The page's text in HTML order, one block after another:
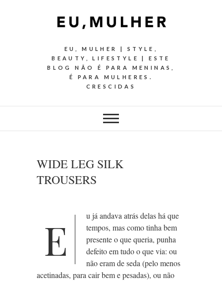
EU, MULHER | STYLE,
BEAUTY, LIFESTYLE | ESTE
BLOG NÃO É PARA MENINAS,
É PARA MULHERES.
CRESCIDAS
WIDE LEG SILK
TROUSERS
E
u já andava atrás delas há que
tempos, mas como tinha bem
presente o que queria, punha
defeito em tudo o que via: ou
não eram de seda (pelo menos
acetinadas, para cair bem e pesadas), ou não